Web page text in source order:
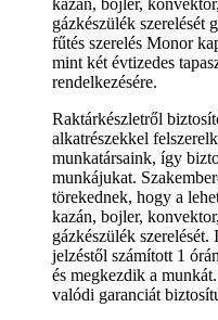
gázkészülék szerelését
fűtés szerelés Monor
mint két évtizedes
rendelkezésére.
Raktárkészletről
alkatrészekkel
munkatársaink, így
munkájukat.
törekednek, hogy a
kazán, bojler,
gázkészülék szerelését.
jelzéstől számított 1
és megkezdik a
valódi garanciát